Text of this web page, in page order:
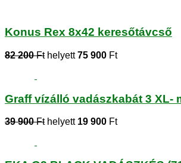
Konus Rex 8x42 keresőtávcső
82 200 Fthelyett75 900 Ft
Graff vízálló vadászkabát 3 XL-
39 900 Fthelyett 19 900 Ft